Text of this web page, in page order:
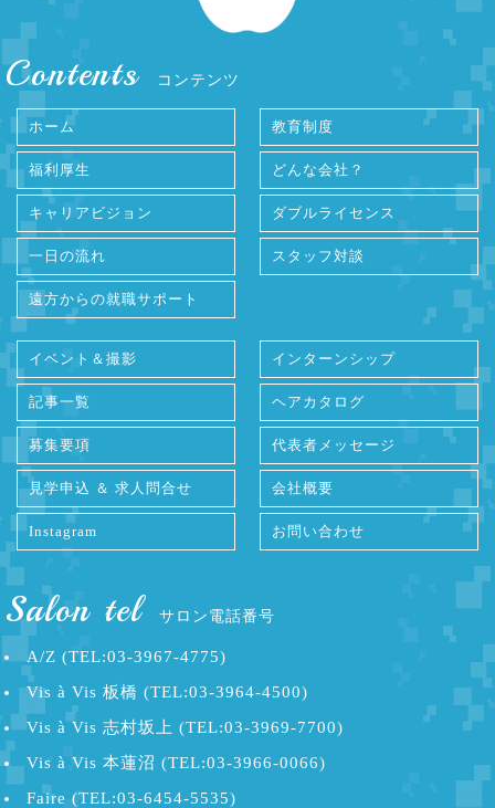
Contents コンテンツ
ホーム 教育制度
福利厚生 どんな会社？
キャリアビジョン ダブルライセンス
一日の流れ スタッフ対談
遠方からの就職サポート
イベント＆撮影 インターンシップ
記事一覧 ヘアカタログ
募集要項 代表者メッセージ
見学申込 ＆ 求人問合せ 会社概要
Instagram お問い合わせ
Salon tel サロン電話番号
A/Z (TEL:03-3967-4775)
Vis à Vis 板橋 (TEL:03-3964-4500)
Vis à Vis 志村坂上 (TEL:03-3969-7700)
Vis à Vis 本蓮沼 (TEL:03-3966-0066)
Faire (TEL:03-6454-5535)